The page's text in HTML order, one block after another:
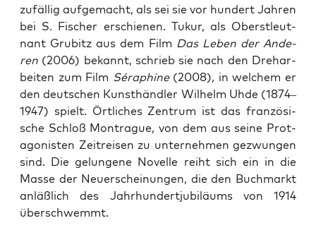
zufäl­lig auf­ge­macht, als sei sie vor hun­dert Jah­ren
bei S. Fischer erschie­nen. Tukur, als Oberst­leut­
nant Gru­bitz aus dem Film Das Leben der Ande­
ren (2006) bekannt, schrieb sie nach den Dreh­ar­
bei­ten zum Film Séra­phi­ne(2008), in wel­chem er
den deut­schen Kunst­händ­ler Wil­helm Uhde (1874–
1947) spielt. Ört­li­ches Zen­trum ist das fran­zö­si­
sche Schloß Mon­tra­gue, von dem aus sei­ne Prot­
ago­nis­ten Zeit­rei­sen zu unter­neh­men gezwun­gen
sind. Die gelun­ge­ne Novel­le reiht sich ein in die
Mas­se der Neu­erschei­nun­gen, die den Buch­markt
anläß­lich des Jahr­hun­dert­ju­bi­lä­ums von 1914
überschwemmt.